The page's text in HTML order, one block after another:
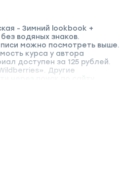
- Зимний lookbook +
водяных знаков.
можно посмотреть выше.
курса у автора
доступен за 125 рублей.
Другие